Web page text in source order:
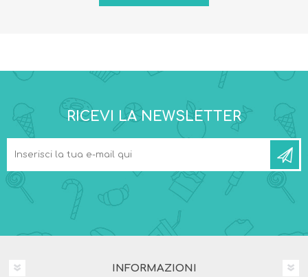
RICEVI LA NEWSLETTER
INFORMAZIONI